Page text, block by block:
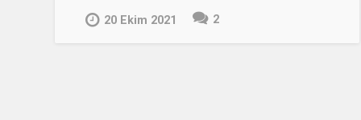
20 Ekim 2021 2